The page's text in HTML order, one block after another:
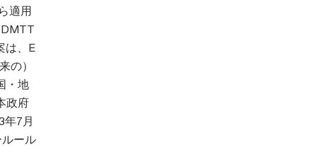
適用
は、E
の）
・地
政府
年7月
ール